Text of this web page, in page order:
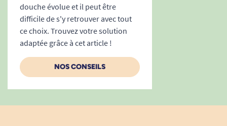
douche évolue et il peut être
difficile de s'y retrouver avec tout
ce choix. Trouvez votre solution
adaptée grâce à cet article !
NOS CONSEILS